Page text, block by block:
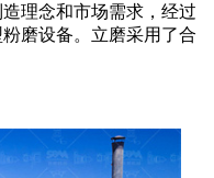
理念和市场需求，经过
磨设备。立磨采用了合